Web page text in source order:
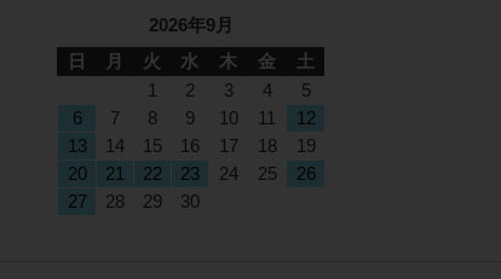
2026年9月
日
月 火 水 木 金
土
1
2 3 4
5
6
7 8 9 10 11
12
13
14 15 16 17 18
19
20
21 22 23 24 25
26
27
28 29 30